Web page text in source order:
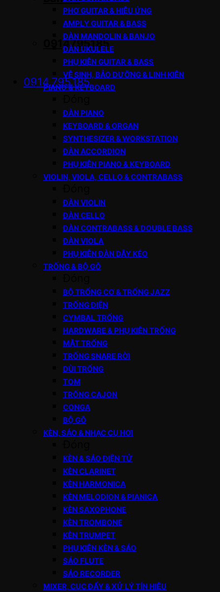
0914795185
0914.795.185
PHƠ GUITAR & HIỆU ỨNG
AMPLY GUITAR & BASS
ĐÀN MANDOLIN & BANJO
ĐÀN UKULELE
PHỤ KIỆN GUITAR & BASS
VỆ SINH, BẢO DƯỠNG & LINH KIỆN
PIANO & KEYBOARD
ĐÀN PIANO
KEYBOARD & ORGAN
SYNTHESIZER & WORKSTATION
ĐÀN ACCORDION
PHỤ KIỆN PIANO & KEYBOARD
VIOLIN, VIOLA, CELLO & CONTRABASS
ĐÀN VIOLIN
ĐÀN CELLO
ĐÀN CONTRABASS & DOUBLE BASS
ĐÀN VIOLA
PHỤ KIỆN ĐÀN DÂY KÉO
TRỐNG & BỘ GÕ
BỘ TRỐNG CƠ & TRỐNG JAZZ
TRỐNG ĐIỆN
CYMBAL TRỐNG
HARDWARE & PHỤ KIỆN TRỐNG
MẶT TRỐNG
TRỐNG SNARE RỜI
DÙI TRỐNG
TOM
TRỐNG CAJON
CONGA
BỘ GÕ
KÈN, SÁO & NHẠC CỤ HƠI
KÈN & SÁO ĐIỆN TỬ
KÈN CLARINET
KÈN HARMONICA
KÈN MELODION & PIANICA
KÈN SAXOPHONE
KÈN TROMBONE
KÈN TRUMPET
PHỤ KIỆN KÈN & SÁO
SÁO FLUTE
SÁO RECORDER
MIXER, CỤC ĐẨY & XỬ LÝ TÍN HIỆU